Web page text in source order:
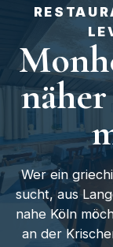
Wer ein
sucht, aus
nahe Köln
an der